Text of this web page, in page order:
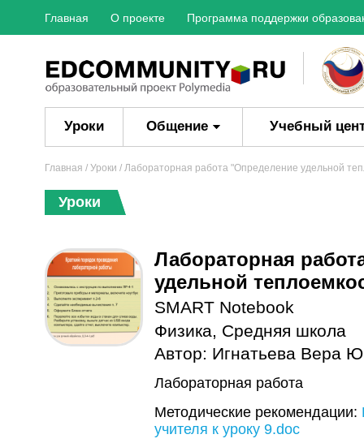
Главная О проекте Программа поддержки
Уроки Общение Учебный
Главная / Уроки / Лабораторная работа "Определение удельной
Уроки
Лабораторная
удельной
SMART Notebook
Физика, Средняя школа
Автор: Игнатьева Вера
Лабораторная работа
Методические рекомендации:
учителя к уроку 9.doc